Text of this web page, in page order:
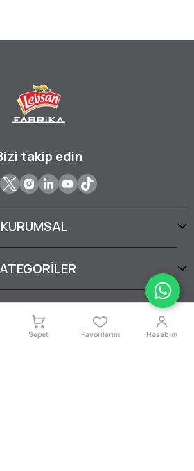
takip edin
KURUMSAL
YARDIM
Sepet Favorilerim Hesabım